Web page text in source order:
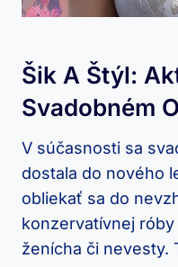
Šik A Štýl:
Svadobném
V súčasnosti sa
dostala do nového
obliekať sa do
konzervatívnej
ženícha či nevesty.